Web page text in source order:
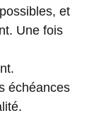
et
Une fois
échéances